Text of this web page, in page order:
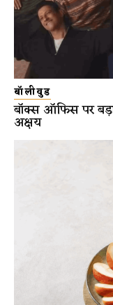
बॉलीवुड
बॉक्स ऑफिस पर
अक्षय